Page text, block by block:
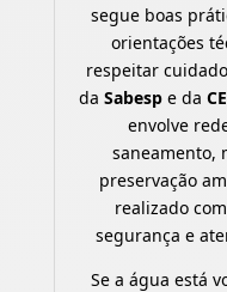
segue boas
orientações
respeitar
daSabesp e da
envolve
saneamento,
preservação
realizado
segurança e
Se a água está